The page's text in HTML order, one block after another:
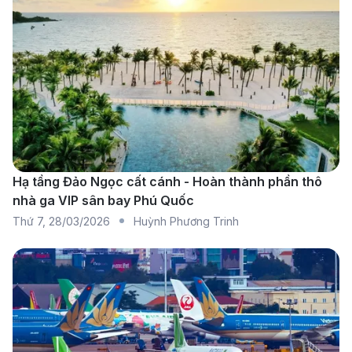
bay
Vietnam Airlines: Cung cấp các chuyến bay nối
chuyến qua Kuala Lumpur, giúp hành khách di
chuyển dễ dàng với các dịch vụ tiện nghi và lịch
trình linh hoạt.
Malaysia Airlines: Khai thác các chuyến bay nối
chuyến qua Kuala Lumpur, nổi bật với dịch vụ cao
cấp và sự tiện lợi trong việc kết nối chuyến bay,
mang đến trải nghiệm bay thoải mái cho du khách.
AirAsia: Là hãng hàng không giá rẻ, AirAsia cung
cấp các chuyến bay nối chuyến qua Kuala
Lumpur. Hãng này nổi bật với mức giá hợp lý và
các dịch vụ cơ bản, phù hợp với du khách muốn
Hạ tầng Đảo Ngọc cất cánh - Hoàn thành phần thô
nhà ga VIP sân bay Phú Quốc
Thứ 7, 28/03/2026 Huỳnh Phương Trinh